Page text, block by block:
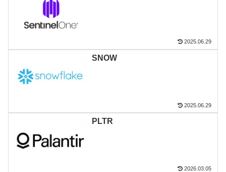
2025.06.29
SNOW
2025.06.29
PLTR
2026.03.05